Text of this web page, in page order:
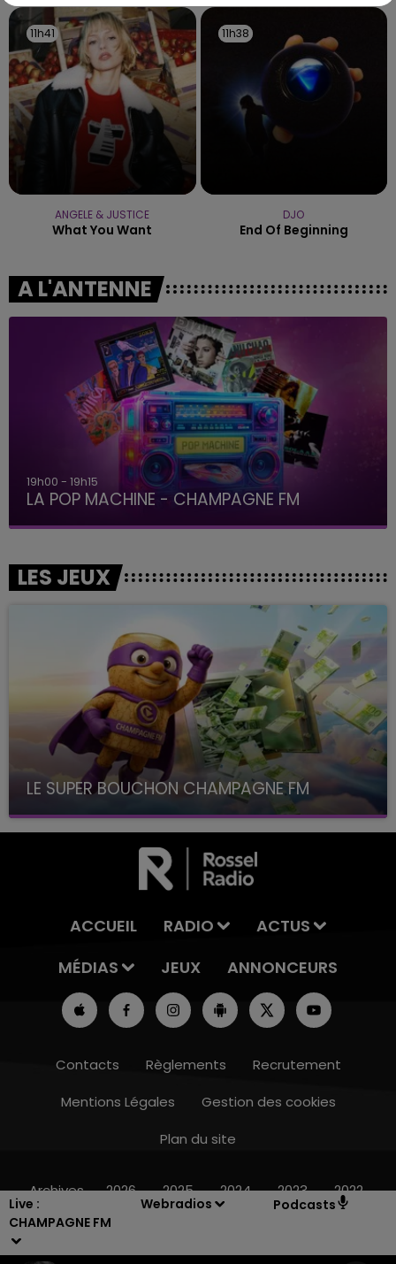
Live :
CHAMPAGNE FM
Webradios Podcasts
15h00 - 19h00
11h41
11h41
ANGELE & JUSTICE
What You Want
11h38
11h38
DJO
End Of Beginning
A L'ANTENNE
19h00 - 19h15
LA POP MACHINE - CHAMPAGNE FM
LES JEUX
LE SUPER BOUCHON CHAMPAGNE FM
avec La Famille Champagne FM, à 8H10
ACCUEIL RADIO
ACTUS
MÉDIAS
JEUX ANNONCEURS
Contacts Règlements
Recrutement
Mentions Légales
Gestion des cookies
Plan du site
Archives 2026 2025 2024 2023 2022